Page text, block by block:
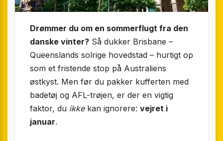
Drømmer du om en sommerflugt fra den
danske vinter? Så dukker Brisbane –
Queenslands solrige hovedstad – hurtigt op
som et fristende stop på Australiens
østkyst. Men før du pakker kufferten med
badetøj og AFL-trøjen, er der en vigtig
faktor, du ikkekan ignorere: vejret i
januar.